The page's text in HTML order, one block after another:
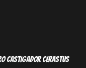
Castigador Cerastus